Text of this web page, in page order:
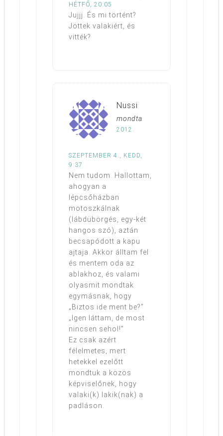
HÉTFŐ, 20:05
Jujjj. És mi történt?
Jöttek valakiért, és
vitték?
Nussi
mondta
2012.
SZEPTEMBER 4., KEDD,
9:37
Nem tudom. Hallottam,
ahogyan a
lépcsőházban
motoszkálnak
(lábdübörgés, egy-két
hangos szó), aztán
becsapódott a kapu
ajtaja. Akkor álltam fel
és mentem oda az
ablakhoz, és valami
olyasmit mondtak
egymásnak, hogy
„Biztos ide ment be?”
„Igen láttam, de most
nincsen sehol!”
Ez csak azért
félelmetes, mert
hetekkel ezelőtt
mondtuk a közös
képviselőnek, hogy
valaki(k) lakik(nak) a
padláson.